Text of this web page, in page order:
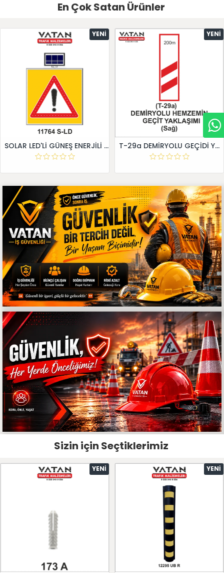
En Çok Satan Ürünler
YENI
SOLAR LED'Lİ GÜNEŞ ENERJİLİ LEVHA
YENI
T-29a DEMİRYOLU GEÇİDİ YAKLAŞIM LEVHALARI (Sağ)
Sizin için Seçtiklerimiz
YENI YENI